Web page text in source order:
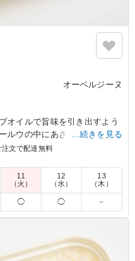
オーベルジーヌ
オイルで旨味を引き出すよう
ルウの中にあさりの存在感を
化粧箱)をご用意しておりま
類」プルダウンよりご選択く
いしいです。写真では、カ
すが、全くそんなことない
…続きを見る
注文で配達無料
11
（火）
12
（水）
13
（木）
◯ ◯ －